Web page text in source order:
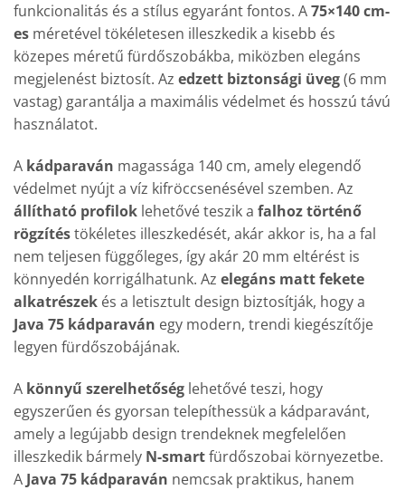
funkcionalitás és a stílus egyaránt fontos. A75×140 cm-
es méretével tökéletesen illeszkedik a kisebb és
közepes méretű fürdőszobákba, miközben elegáns
megjelenést biztosít. Az edzett biztonsági üveg(6 mm
vastag) garantálja a maximális védelmet és hosszú távú
használatot.
A kádparaván magassága 140 cm, amely elegendő
védelmet nyújt a víz kifröccsenésével szemben. Az
állítható profilok lehetővé teszik a falhoz történő
rögzítéstökéletes illeszkedését, akár akkor is, ha a fal
nem teljesen függőleges, így akár 20 mm eltérést is
könnyedén korrigálhatunk. Az elegáns matt fekete
alkatrészek és a letisztult design biztosítják, hogy a
Java 75 kádparaván egy modern, trendi kiegészítője
legyen fürdőszobájának.
A könnyű szerelhetőség lehetővé teszi, hogy
egyszerűen és gyorsan telepíthessük a kádparavánt,
amely a legújabb design trendeknek megfelelően
illeszkedik bármely N-smartfürdőszobai környezetbe.
A Java 75 kádparaván nemcsak praktikus, hanem